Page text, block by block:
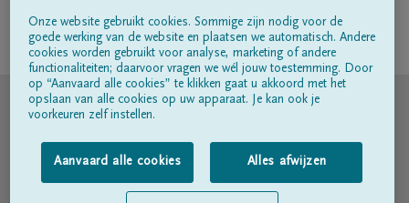
Volg ons op
© DELA
Gebruiksvoorwaarden
Privacyverklaring
Onze website gebruikt cookies. Sommige zijn nodig voor de
goede werking van de website en plaatsen we automatisch. Andere
cookies worden gebruikt voor analyse, marketing of andere
functionaliteiten; daarvoor vragen we wél jouw toestemming. Door
op “Aanvaard alle cookies” te klikken gaat u akkoord met het
opslaan van alle cookies op uw apparaat. Je kan ook je
voorkeuren zelf instellen.
Aanvaard alle cookies Alles afwijzen